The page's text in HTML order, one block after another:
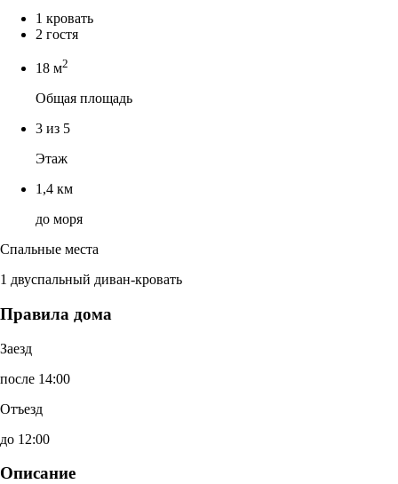
1 кровать
2 гостя
18 м2
Общая площадь
3 из 5
Этаж
1,4 км
до моря
Спальные места
1 двуспальный диван-кровать
Правила дома
Заезд
после 14:00
Отъезд
до 12:00
Описание